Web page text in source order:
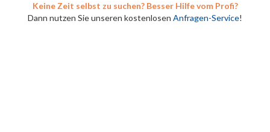
Keine Zeit selbst zu suchen? Besser Hilfe vom Profi?
Dann nutzen Sie unseren kostenlosen Anfragen-Service!